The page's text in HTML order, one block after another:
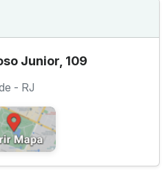
Junior, 109
- RJ